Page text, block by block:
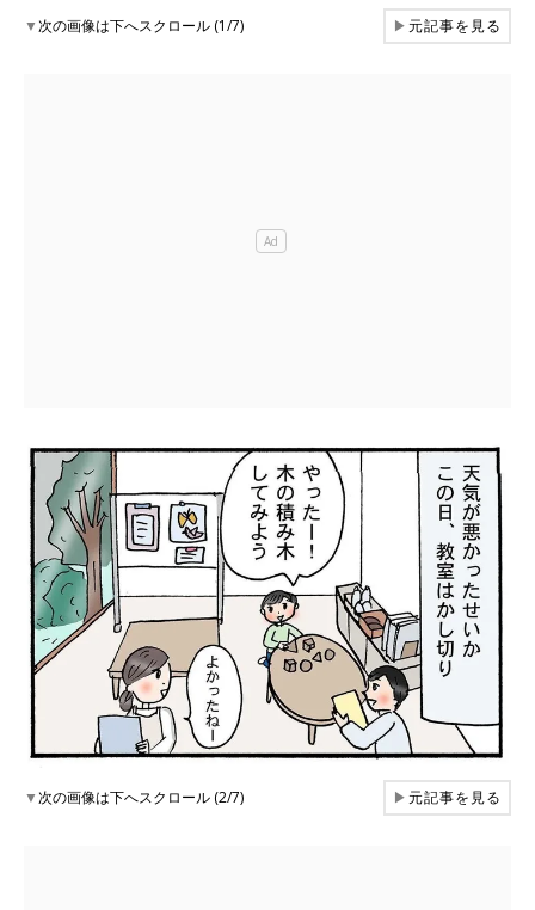
▼次の画像は下へスクロール (1/7) ▶元記事を見る
▼次の画像は下へスクロール (2/7) ▶元記事を見る